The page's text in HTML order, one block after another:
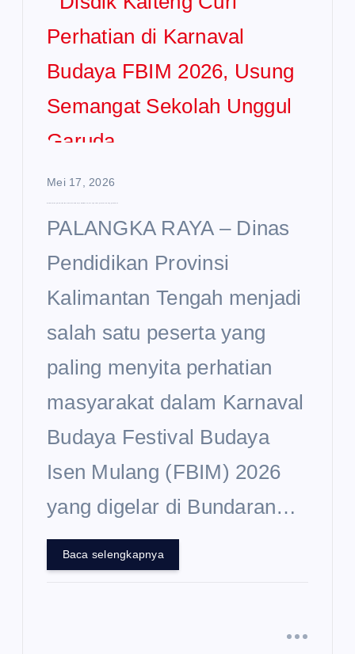
Mei 17, 2026
PALANGKA RAYA – Dinas
Pendidikan Provinsi
Kalimantan Tengah menjadi
salah satu peserta yang
paling menyita perhatian
masyarakat dalam Karnaval
Budaya Festival Budaya
Isen Mulang (FBIM) 2026
yang digelar di Bundaran…
Baca selengkapnya